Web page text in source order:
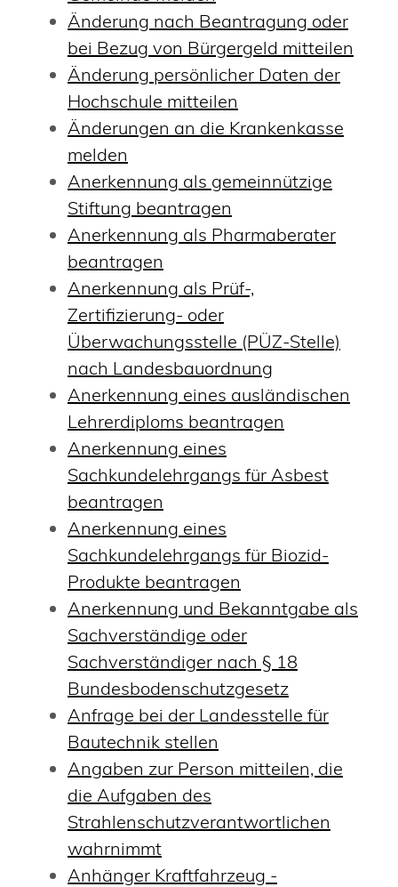
Änderung nach Beantragung oder
bei Bezug von Bürgergeld mitteilen
Änderung persönlicher Daten der
Hochschule mitteilen
Änderungen an die Krankenkasse
melden
Anerkennung als gemeinnützige
Stiftung beantragen
Anerkennung als Pharmaberater
beantragen
Anerkennung als Prüf-,
Zertifizierung- oder
Überwachungsstelle (PÜZ-Stelle)
nach Landesbauordnung
Anerkennung eines ausländischen
Lehrerdiploms beantragen
Anerkennung eines
Sachkundelehrgangs für Asbest
beantragen
Anerkennung eines
Sachkundelehrgangs für Biozid-
Produkte beantragen
Anerkennung und Bekanntgabe als
Sachverständige oder
Sachverständiger nach § 18
Bundesbodenschutzgesetz
Anfrage bei der Landesstelle für
Bautechnik stellen
Angaben zur Person mitteilen, die
die Aufgaben des
Strahlenschutzverantwortlichen
wahrnimmt
Anhänger Kraftfahrzeug -